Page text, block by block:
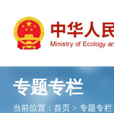
专题专栏
当前位置： 首页 > 专题专栏